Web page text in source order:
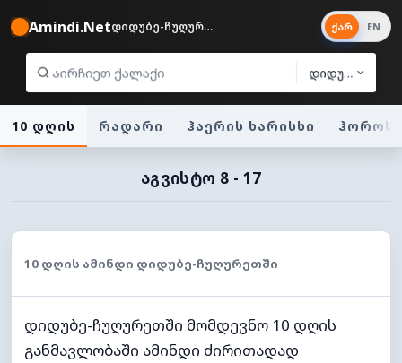
Amindi.Net დიდუბე-ჩუღურეთი 25°
დიდუბე-
ქარ EN
10 დღის რადარი ჰაერის ხარისხი
ᲐᲒᲕᲘᲡᲢᲝ 8 - 17
10 ᲓᲦᲘᲡ ᲐᲛᲘᲜᲓᲘ ᲓᲘᲓᲣᲑᲔ-ᲩᲣᲦᲣᲠᲔᲗᲨᲘ
დიდუბე-ჩუღურეთში მომდევნო 10 დღის
განმავლობაში ამინდი ძირითადად